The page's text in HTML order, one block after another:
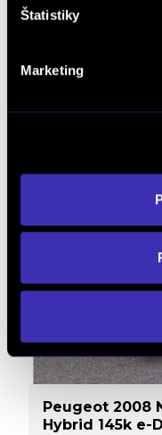
Štatistiky
Marketing
Hybrid 145k e-
30 490 € s DPH
Peugeot 2008
Hybrid 145k e-